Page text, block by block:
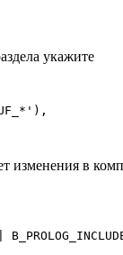
укажите
изменения в